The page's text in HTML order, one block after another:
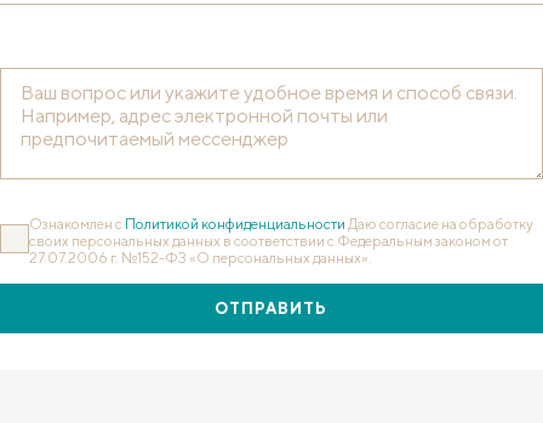
Ознакомлен с Политикой конфиденциальности Даю согласие на обработку
своих персональных данных в соответствии с Федеральным законом от
27.07.2006 г. №152-ФЗ «О персональных данных».
ОТПРАВИТЬ